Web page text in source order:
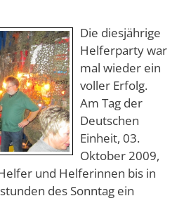
Die diesjährige
Helferparty war
mal wieder ein
voller Erfolg.
Am Tag der
Deutschen
Einheit, 03.
Oktober 2009,
und Helferinnen bis in
des Sonntag ein